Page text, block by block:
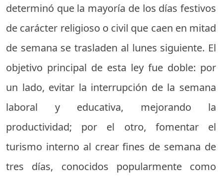
determinó que la mayoría de los días festivos
de carácter religioso o civil que caen en mitad
de semana se trasladen al lunes siguiente. El
objetivo principal de esta ley fue doble: por
un lado, evitar la interrupción de la semana
laboral y educativa, mejorando la
productividad; por el otro, fomentar el
turismo interno al crear fines de semana de
tres días, conocidos popularmente como